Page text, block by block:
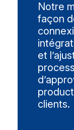
Notre
façon
et
clients.